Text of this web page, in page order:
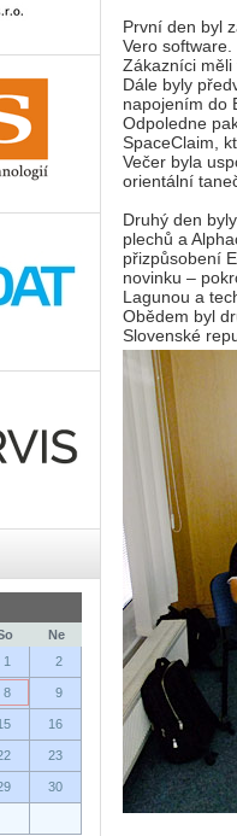
Ne
1
2
8 9
16
23
30
První den byl
Vero
Zákazníci měli
Dále byly
napojením do
Odpoledne
SpaceClaim,
Večer byla
orientální
Druhý den
plechů a
přizpůsobení
novinku –
Lagunou a
Obědem byl
Slovenské